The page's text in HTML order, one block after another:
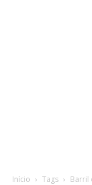
Início Tags Barril